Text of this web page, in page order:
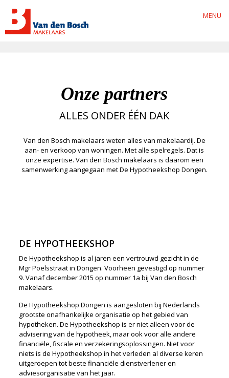
MENU
Onze partners
ALLES ONDER ÉÉN DAK
Van den Bosch makelaars weten alles van makelaardij. De
aan- en verkoop van woningen. Met alle spelregels. Dat is
onze expertise. Van den Bosch makelaars is daarom een
samenwerking aangegaan met De Hypotheekshop Dongen.
DE HYPOTHEEKSHOP
De Hypotheekshop is al jaren een vertrouwd gezicht in de
Mgr Poelsstraat in Dongen. Voorheen gevestigd op nummer
9. Vanaf december 2015 op nummer 1a bij Van den Bosch
makelaars.
De Hypotheekshop Dongen is aangesloten bij Nederlands
grootste onafhankelijke organisatie op het gebied van
hypotheken. De Hypotheekshop is er niet alleen voor de
advisering van de hypotheek, maar ook voor alle andere
financiële, fiscale en verzekeringsoplossingen. Niet voor
niets is de Hypotheekshop in het verleden al diverse keren
uitgeroepen tot beste financiële dienstverlener en
adviesorganisatie van het jaar.